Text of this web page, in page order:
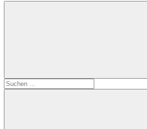
Suchen
nach: